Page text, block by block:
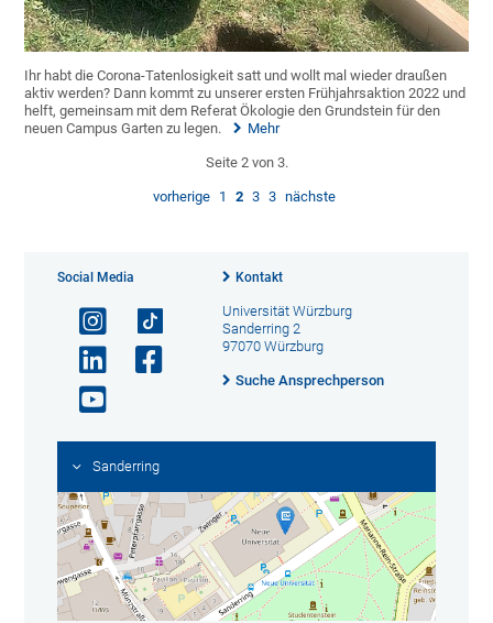
Ihr habt die Corona-Tatenlosigkeit satt und wollt mal wieder draußen
aktiv werden? Dann kommt zu unserer ersten Frühjahrsaktion 2022 und
helft, gemeinsam mit dem Referat Ökologie den Grundstein für den
neuen Campus Garten zu legen.
Mehr
Seite 2 von 3.
vorherige 1 2 3 3 nächste
Social Media Kontakt
Universität Würzburg
Sanderring 2
97070 Würzburg
Suche Ansprechperson
Sanderring